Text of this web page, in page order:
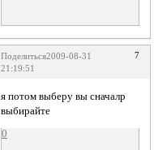
Поделиться 7
2009-08-31
21:19:51
я потом выберу вы сначалр
выбирайте
0